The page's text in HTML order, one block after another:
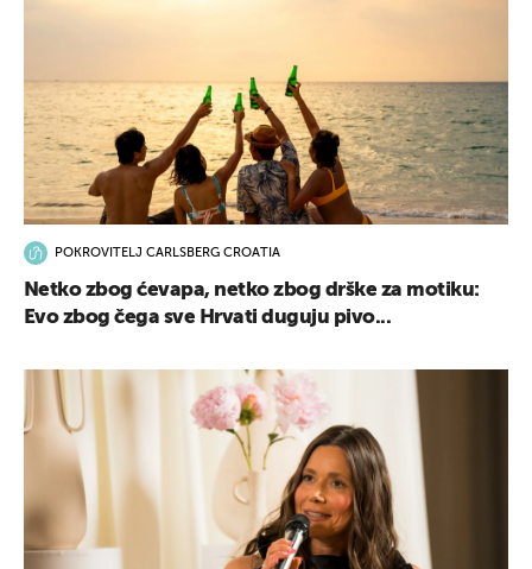
POKROVITELJ CARLSBERG CROATIA
Netko zbog ćevapa, netko zbog drške za motiku:
Evo zbog čega sve Hrvati duguju pivo...